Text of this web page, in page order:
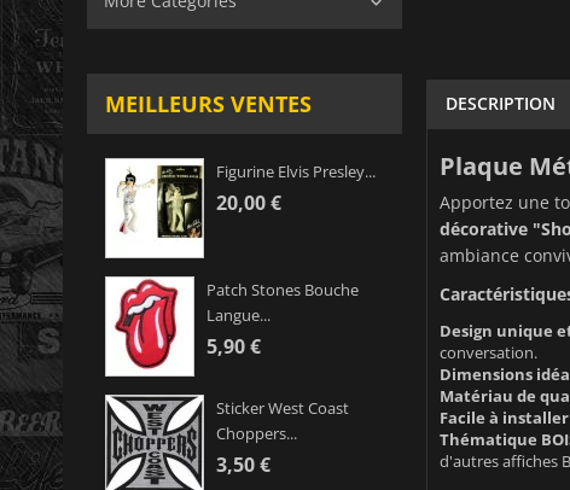
MEILLEURS VENTES
Figurine Elvis Presley...
20,00 €
Patch Stones Bouche
Langue...
5,90 €
Sticker West Coast
Choppers...
3,50 €
DESCRIPTION
Plaque
Apportez une
décorative
ambiance
Design unique
conversation.
Dimensions
Matériau de
Facile à installer
Thématique
d'autres affiches